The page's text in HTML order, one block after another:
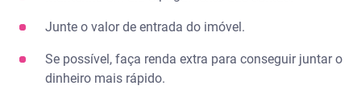
Junte o valor de entrada do imóvel.
Se possível, faça renda extra para conseguir juntar o
dinheiro mais rápido.